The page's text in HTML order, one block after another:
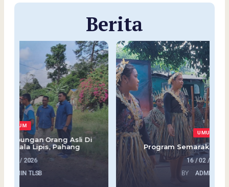
Berita
UMUM
Program Semarak Orang Asli 2026
16 / 02 / 2026
ADMIN TLSB